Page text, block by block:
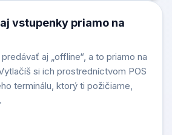
vstupenky priamo na
aj „offline“, a to priamo na
si ich prostredníctvom POS
terminálu, ktorý ti požičiame,